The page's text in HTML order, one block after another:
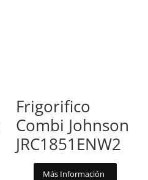
Frigorifico
Combi Johnson
JRC1851ENW2
Más Información